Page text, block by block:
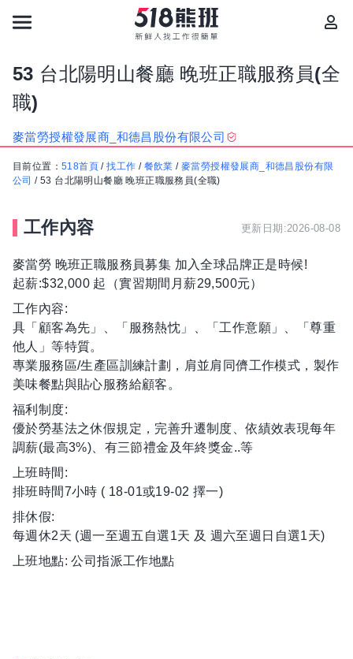
53 台北陽明山餐廳 晚班正職服務員(全
職)
麥當勞授權發展商_和德昌股份有限公司
目前位置： 518首頁 /找工作 / 餐飲業 /麥當勞授權發展商_和德昌股份有限
公司 /53 台北陽明山餐廳 晚班正職服務員(全職)
工作內容 更新日期:2026-08-08
麥當勞 晚班正職服務員募集 加入全球品牌正是時候!
起薪:$32,000 起（實習期間月薪29,500元）
工作內容:
具「顧客為先」、「服務熱忱」、「工作意願」、「尊重
他人」等特質。
專業服務區/生產區訓練計劃，肩並肩同儕工作模式，製作
美味餐點與貼心服務給顧客。
福利制度:
優於勞基法之休假規定，完善升遷制度、依績效表現每年
調薪(最高3%)、有三節禮金及年終獎金..等
上班時間:
排班時間7小時 ( 18-01或19-02 擇一)
排休假:
每週休2天 (週一至週五自選1天 及 週六至週日自選1天)
上班地點: 公司指派工作地點